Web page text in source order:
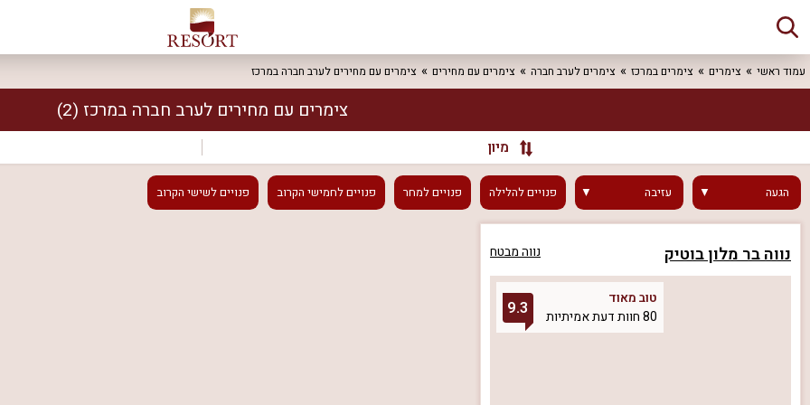
עמוד ראשי צימרים צימרים במרכז צימרים לערב חברה צימרים עם מחירים צימרים עם מחירים לערב חברה במרכז
צימרים עם מחירים לערב חברה במרכז (2)
מיון
הגעה עזיבה פנוייםלהלילה פנוייםלמחר פנוייםלחמישי הקרוב פנוייםלשישי הקרוב
נווה בר מלון בוטיק נווה מבטח
טוב מאוד
80 חוות דעת אמיתיות
9.3